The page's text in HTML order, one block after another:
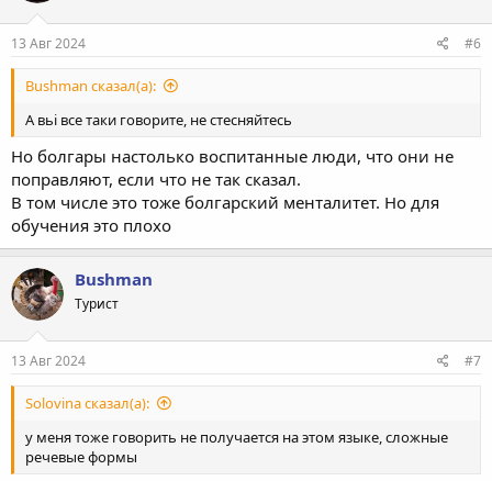
и
:
13 Авг 2024 #6
Bushman сказал(а):
А вьi все таки говорите, не стесняйтесь
Но болгары настолько воспитанные люди, что они не
поправляют, если что не так сказал.
В том числе это тоже болгарский менталитет. Но для
обучения это плохо
Bushman
Турист
13 Авг 2024 #7
Solovina сказал(а):
у меня тоже говорить не получается на этом языке, сложные
речевые формы